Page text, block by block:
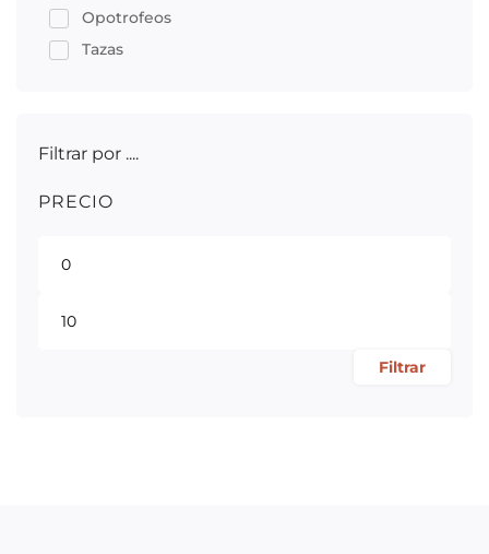
Opotrofeos
Tazas
Filtrar por ....
PRECIO
Filtrar